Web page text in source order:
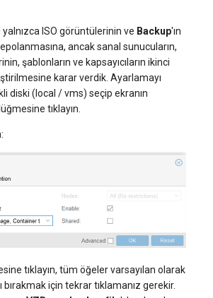
ISO görüntülerinin ve Backup'ın
ancak sanal sunucuların,
şablonların ve kapsayıcıların ikinci
karar verdik. Ayarlamayı
diski (local / vms) seçip ekranın
tıklayın.
tıklayın, tüm öğeler varsayılan olarak
bırakmak için tekrar tıklamanız gerekir.